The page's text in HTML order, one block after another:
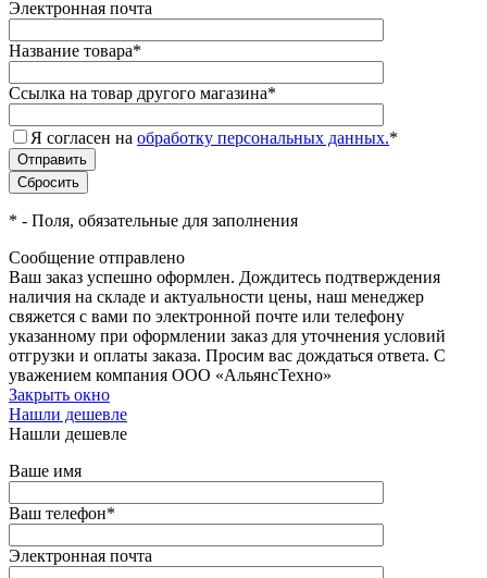
Электронная почта
Название товара*
Ссылка на товар другого магазина*
Я согласен на обработку персональных данных.*
* - Поля, обязательные для заполнения
Сообщение отправлено
Ваш заказ успешно оформлен. Дождитесь подтверждения
наличия на складе и актуальности цены, наш менеджер
свяжется с вами по электронной почте или телефону
указанному при оформлении заказ для уточнения условий
отгрузки и оплаты заказа. Просим вас дождаться ответа. С
уважением компания ООО «АльянсТехно»
Закрыть окно
Нашли дешевле
Нашли дешевле
Ваше имя
Ваш телефон*
Электронная почта